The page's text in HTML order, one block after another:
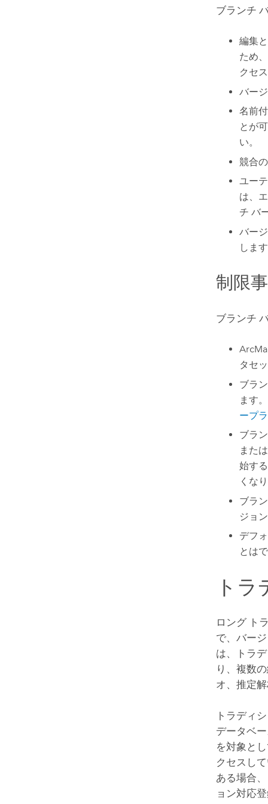
ブランチ
編集
ため、
クセ
バー
名前
とが
い。
競合
ユー
は、
チ バ
バー
しま
制限
ブランチ
タセ
ブラ
ます
ープ
ブラ
また
始す
くな
ブラ
ジョ
デフ
とは
ト
ロング ト
で、バー
は、トラ
り、複数
オ、推定
トラディ
データベ
を対象と
クセスし
ある場合
ョン対応